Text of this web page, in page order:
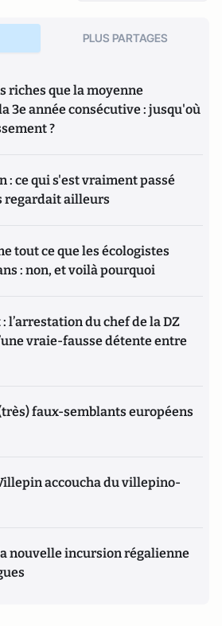
PLUS PARTAGES
riches que la moyenne
3e année consécutive : jusqu'où
?
: ce qui s'est vraiment passé
regardait ailleurs
tout ce que les écologistes
: non, et voilà pourquoi
l’arrestation du chef de la DZ
vraie-fausse détente entre
faux-semblants européens
accoucha du villepino-
nouvelle incursion régalienne